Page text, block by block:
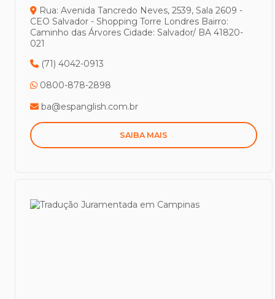
Rua: Avenida Tancredo Neves, 2539, Sala 2609 -
CEO Salvador - Shopping Torre Londres Bairro:
Caminho das Árvores Cidade: Salvador/ BA 41820-
021
(71) 4042-0913
0800-878-2898
ba@espanglish.com.br
SAIBA MAIS